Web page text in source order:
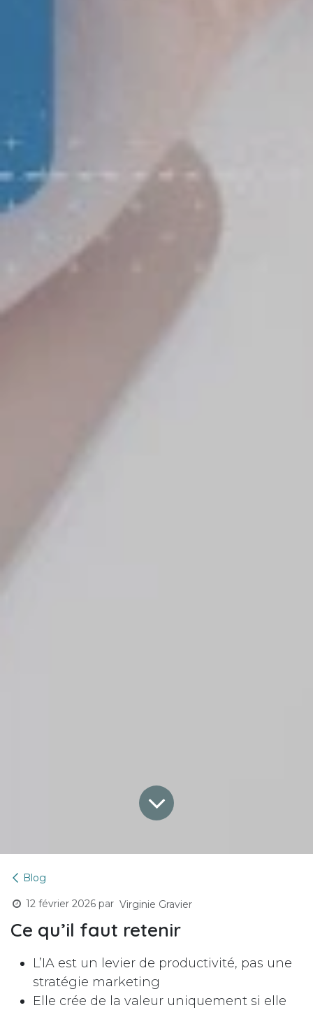
Blog
12 février 2026 par Virginie Gravier
Ce qu’il faut retenir
L’IA est un levier de productivité, pas une
stratégie marketing
Elle crée de la valeur uniquement si elle